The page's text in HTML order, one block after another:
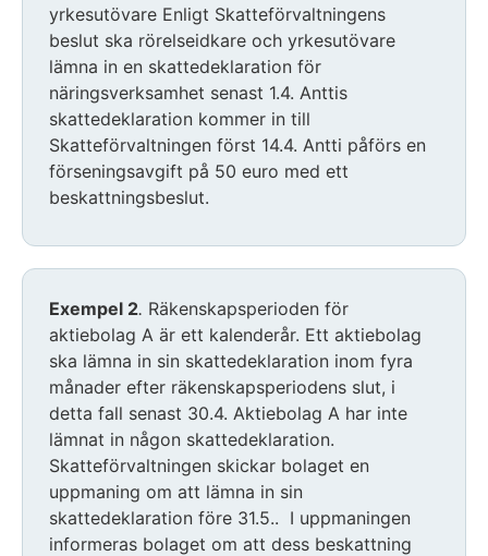
yrkesutövare Enligt Skatteförvaltningens
beslut ska rörelseidkare och yrkesutövare
lämna in en skattedeklaration för
näringsverksamhet senast 1.4. Anttis
skattedeklaration kommer in till
Skatteförvaltningen först 14.4. Antti påförs en
förseningsavgift på 50 euro med ett
beskattningsbeslut.
Exempel 2. Räkenskapsperioden för
aktiebolag A är ett kalenderår. Ett aktiebolag
ska lämna in sin skattedeklaration inom fyra
månader efter räkenskapsperiodens slut, i
detta fall senast 30.4. Aktiebolag A har inte
lämnat in någon skattedeklaration.
Skatteförvaltningen skickar bolaget en
uppmaning om att lämna in sin
skattedeklaration före 31.5.. I uppmaningen
informeras bolaget om att dess beskattning